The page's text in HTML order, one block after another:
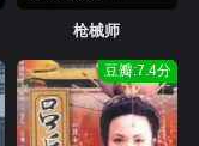
枪械师
豆瓣:7.4分